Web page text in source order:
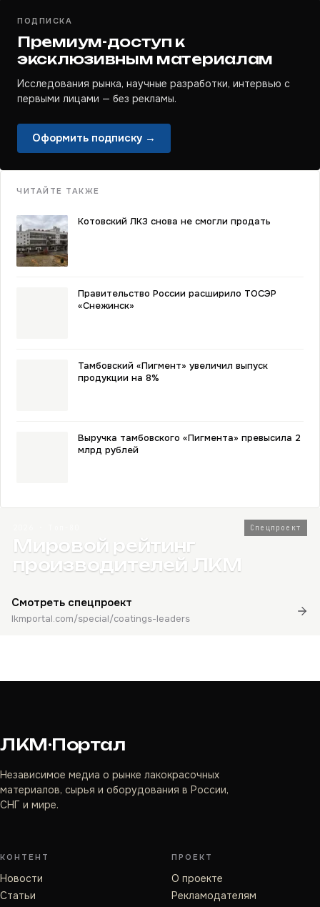
ПОДПИСКА
Премиум-доступ к
эксклюзивным материалам
Исследования рынка, научные разработки, интервью с
первыми лицами — без рекламы.
Оформить подписку →
ЧИТАЙТЕ ТАКЖЕ
Котовский ЛКЗ снова не смогли продать
Правительство России расширило ТОСЭР
«Снежинск»
Тамбовский «Пигмент» увеличил выпуск
продукции на 8%
Выручка тамбовского «Пигмента» превысила 2
млрд рублей
Спецпроект
Мировой рейтинг
производителей ЛКМ
Смотреть спецпроект
lkmportal.com/special/coatings-leaders
ЛКМ·Портал
Независимое медиа о рынке лакокрасочных
материалов, сырья и оборудования в России,
СНГ и мире.
КОНТЕНТ
Новости
Статьи
ПРОЕКТ
О проекте
Рекламодателям